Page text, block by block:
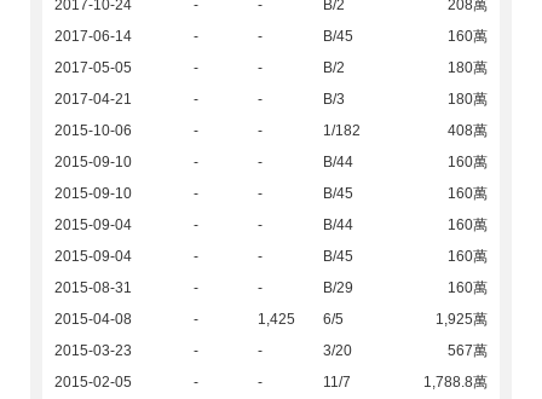
2017-10-24 - - B/2
208萬
2017-06-14
- - B/45
160萬
2017-05-05
- - B/2
180萬
2017-04-21
- - B/3
180萬
2015-10-06
- - 1/182
408萬
2015-09-10
- - B/44
160萬
2015-09-10
- - B/45
160萬
2015-09-04
- - B/44
160萬
2015-09-04
- - B/45
160萬
2015-08-31
- - B/29
160萬
2015-04-08
- 1,425 6/5
1,925萬
2015-03-23
- - 3/20
567萬
2015-02-05
- - 11/7
1,788.8萬